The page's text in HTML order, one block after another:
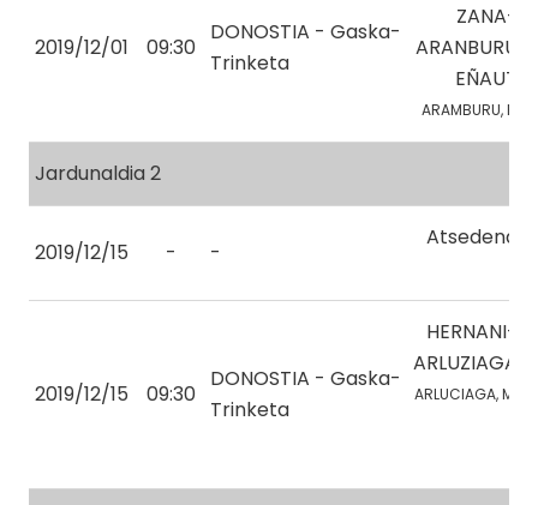
2019/12/01 09:30
DONOSTIA - Gaska-
Trinketa
ZANA-
ARANBURU
EÑAUT
ARAMBURU, E.
Jardunaldia 2
2019/12/15 - -
Atsedena
2019/12/15 09:30
DONOSTIA - Gaska-
Trinketa
HERNANI-
ARLUZIAGA
ARLUCIAGA, M.